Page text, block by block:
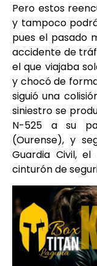
Pero estos
y tampoco
pues el pasado
accidente de
el que viajaba
y chocó de
siguió una
siniestro se
N-525 a su
(Ourense), y
Guardia Civil,
cinturón de